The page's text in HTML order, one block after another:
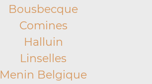
Bousbecque
Comines
Halluin
Linselles
Menin Belgique